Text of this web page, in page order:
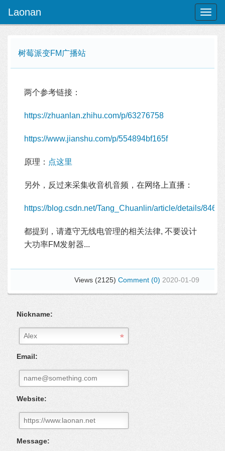
Laonan
树莓派变FM广播站
两个参考链接：
https://zhuanlan.zhihu.com/p/63276758
https://www.jianshu.com/p/554894bf165f
原理： 点这里
另外，反过来采集收音机音频，在网络上直播：
https://blog.csdn.net/Tang_Chuanlin/article/details/
都提到，请遵守无线电管理的相关法律, 不要设计
大功率FM发射器...
Views (2125) Comment (0) 2020-01-09
Nickname:
Email:
Website:
Message: